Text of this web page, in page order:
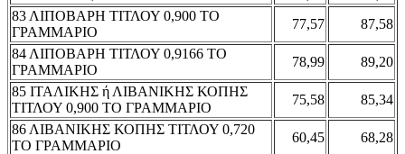
83 ΛΙΠΟΒΑΡΗ ΤΙΤΛΟΥ 0,900 ΤΟ
ΓΡΑΜΜΑΡΙΟ
77,57
87,58
84 ΛΙΠΟΒΑΡΗ ΤΙΤΛΟΥ 0,9166 ΤΟ
ΓΡΑΜΜΑΡΙΟ
78,99
89,20
85 ΙΤΑΛΙΚΗΣ ή ΛΙΒΑΝΙΚΗΣ ΚΟΠΗΣ
ΤΙΤΛΟΥ 0,900 ΤΟ ΓΡΑΜΜΑΡΙΟ
75,58
85,34
86 ΛΙΒΑΝΙΚΗΣ ΚΟΠΗΣ ΤΙΤΛΟΥ 0,720
ΤΟ ΓΡΑΜΜΑΡΙΟ
60,45
68,28